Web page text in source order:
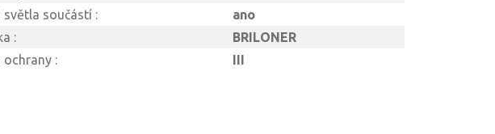
světla součástí :
ano
:
BRILONER
ochrany :
III